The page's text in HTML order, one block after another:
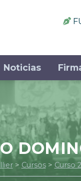
Noticias
> Cursos> Curso